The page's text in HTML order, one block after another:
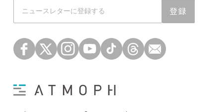
登録